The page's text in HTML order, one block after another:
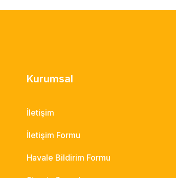
Kurumsal
İletişim
İletişim Formu
Havale Bildirim Formu